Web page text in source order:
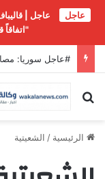
عاجل
عاجل |
بحث عن
الرئيسية / الشعيتية